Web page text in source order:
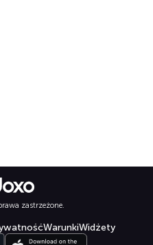
zastrzeżone.
WarunkiWidżety